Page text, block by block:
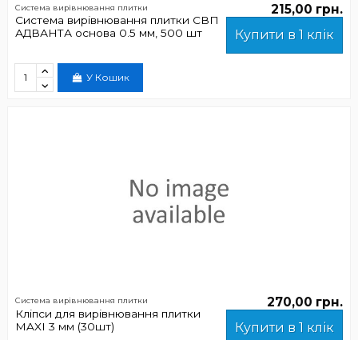
Система вирівнювання плитки
Система вирівнювання плитки СВП
АДВАНТА основа 0.5 мм, 500 шт
215,00 грн.
Купити в 1 клік
У Кошик
Система вирівнювання плитки
Кліпси для вирівнювання плитки
MAXI 3 мм (30шт)
270,00 грн.
Купити в 1 клік